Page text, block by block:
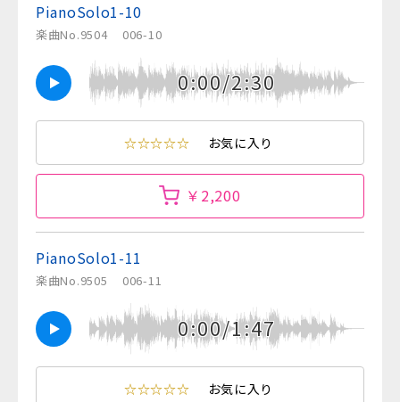
PianoSolo1-10
楽曲No.9504 006-10
0:00/2:30
☆☆☆☆☆ お気に入り
￥2,200
PianoSolo1-11
楽曲No.9505 006-11
0:00/1:47
☆☆☆☆☆ お気に入り